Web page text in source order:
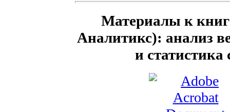
Материалы к
Аналитикс): анализ
и статистика